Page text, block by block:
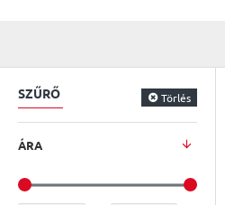
SZŰRŐ Törlés
ÁRA